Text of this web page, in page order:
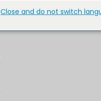
Close and do not switch